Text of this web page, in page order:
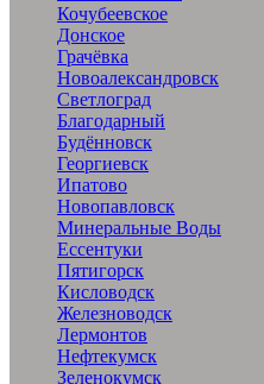
Кочубеевское
Донское
Грачёвка
Новоалександровск
Светлоград
Благодарный
Будённовск
Георгиевск
Ипатово
Новопавловск
Минеральные Воды
Ессентуки
Пятигорск
Кисловодск
Железноводск
Лермонтов
Нефтекумск
Зеленокумск